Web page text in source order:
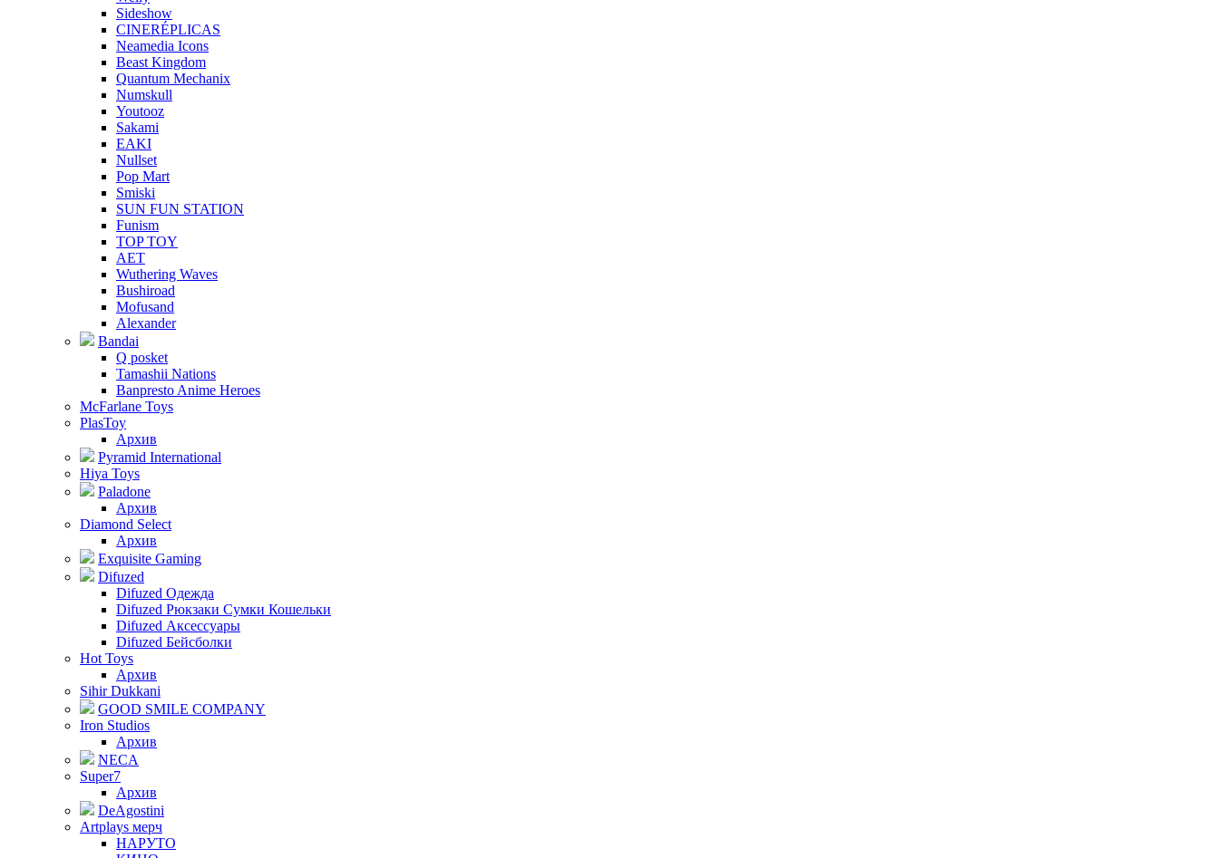
Sideshow
CINERÉPLICAS
Neamedia Icons
Beast Kingdom
Quantum Mechanix
Numskull
Youtooz
Sakami
EAKI
Nullset
Pop Mart
Smiski
SUN FUN STATION
Funism
TOP TOY
AET
Wuthering Waves
Bushiroad
Mofusand
Alexander
Bandai
Q posket
Tamashii Nations
Banpresto Anime Heroes
McFarlane Toys
PlasToy
Архив
Pyramid International
Hiya Toys
Paladone
Архив
Diamond Select
Архив
Exquisite Gaming
Difuzed
Difuzed Одежда
Difuzed Рюкзаки Сумки Кошельки
Difuzed Аксессуары
Difuzed Бейсболки
Hot Toys
Архив
Sihir Dukkani
GOOD SMILE COMPANY
Iron Studios
Архив
NECA
Super7
Архив
DeAgostini
Artplays мерч
НАРУТО